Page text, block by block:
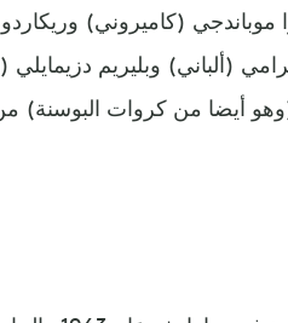
موباندجي (كاميروني)
(ألباني) وبليريم
أيضا من كروات البوسنة)